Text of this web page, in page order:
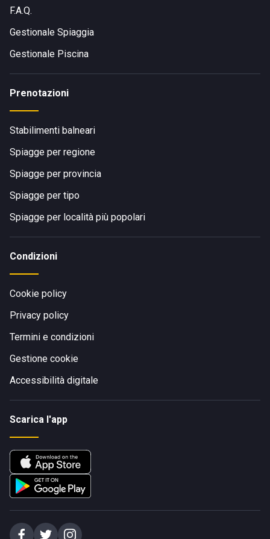
F.A.Q.
Gestionale Spiaggia
Gestionale Piscina
Prenotazioni
Stabilimenti balneari
Spiagge per regione
Spiagge per provincia
Spiagge per tipo
Spiagge per località più popolari
Condizioni
Cookie policy
Privacy policy
Termini e condizioni
Gestione cookie
Accessibilità digitale
Scarica l'app